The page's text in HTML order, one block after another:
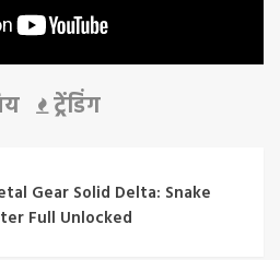
ट्रेंडिंग
Gear Solid Delta: Snake
Full Unlocked